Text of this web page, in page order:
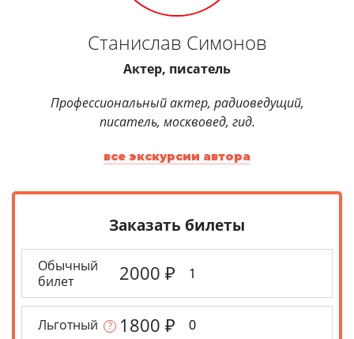
Станислав Симонов
Актер, писатель
Профессиональный актер, радиоведущий,
писатель, москвовед, гид.
все экскурсии автора
Заказать билеты
Обычный
билет
2000 ₽
Льготный ? 1800 ₽